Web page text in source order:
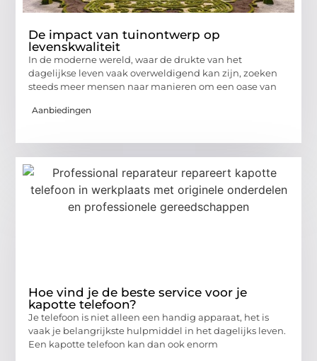
De impact van tuinontwerp op
levenskwaliteit
In de moderne wereld, waar de drukte van het
dagelijkse leven vaak overweldigend kan zijn, zoeken
steeds meer mensen naar manieren om een oase van
Aanbiedingen
Hoe vind je de beste service voor je
kapotte telefoon?
Je telefoon is niet alleen een handig apparaat, het is
vaak je belangrijkste hulpmiddel in het dagelijks leven.
Een kapotte telefoon kan dan ook enorm